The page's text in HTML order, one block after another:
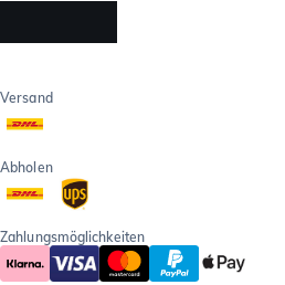
Versand
Abholen
Zahlungsmöglichkeiten